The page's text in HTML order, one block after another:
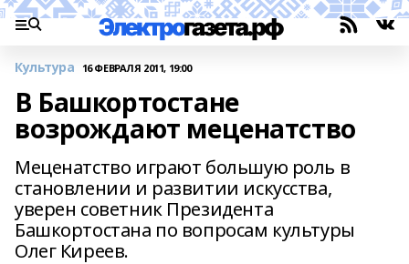
Культура 16 ФЕВРАЛЯ 2011, 19:00
В Башкортостане
возрождают меценатство
Меценатство играют большую роль в
становлении и развитии искусства,
уверен советник Президента
Башкортостана по вопросам культуры
Олег Киреев.